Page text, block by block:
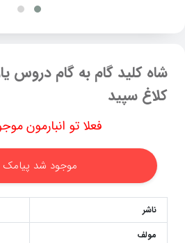
شاه کلید گام به گام دروس
کلاغ سپید
فعلا تو انبارمون
موجود شد پیامک
ناشر
مولف